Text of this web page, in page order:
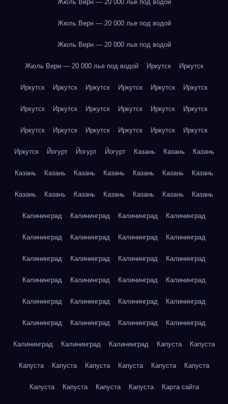
Жюль Верн — 20 000 лье под водой
Жюль Верн — 20 000 лье под водой
Жюль Верн — 20 000 лье под водой
Жюль Верн — 20 000 лье под водой Иркутск Иркутск
Иркутск Иркутск Иркутск Иркутск Иркутск Иркутск
Иркутск Иркутск Иркутск Иркутск Иркутск Иркутск
Иркутск Иркутск Иркутск Иркутск Иркутск Иркутск
Иркутск Йогурт Йогурт Йогурт Казань Казань Казань
Казань Казань Казань Казань Казань Казань Казань
Казань Казань Казань Казань Казань Казань Казань
Калининград Калининград Калининград Калининград
Калининград Калининград Калининград Калининград
Калининград Калининград Калининград Калининград
Калининград Калининград Калининград Калининград
Калининград Калининград Калининград Калининград
Калининград Калининград Калининград Калининград
Калининград Калининград Калининград Капуста Капуста
Капуста Капуста Капуста Капуста Капуста Капуста
Капуста Капуста Капуста Капуста Карта сайта